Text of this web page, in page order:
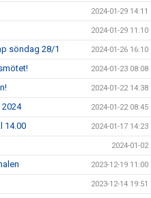
2024-01-29 14:11
2024-01-29 11:10
söndag 28/1 2024-01-26 16:10
2024-01-23 08:08
2024-01-22 14:38
2024-01-22 08:45
14.00 2024-01-17 14:23
2024-01-02
2023-12-19 11:00
2023-12-14 19:51